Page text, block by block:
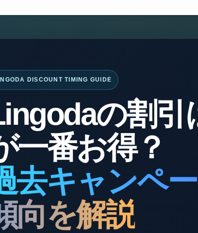
DISCOUNT TIMING GUIDE
の割引
一番お得？
去キャンペ
向を解説